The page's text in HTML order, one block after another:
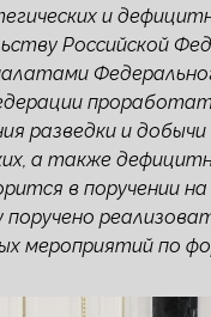
и
Российской
разведки и добычи
а также
в поручении
поручено
мероприятий по